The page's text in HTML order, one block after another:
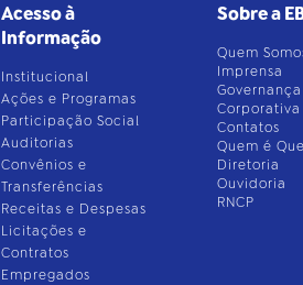
Acesso à
Informação
Institucional
Ações e Programas
Participação Social
Auditorias
Convênios e
Transferências
Receitas e Despesas
Licitações e
Contratos
Empregados
Sobre a
Quem
Imprensa
Governança
Corporativa
Contatos
Quem é
Diretoria
Ouvidoria
RNCP